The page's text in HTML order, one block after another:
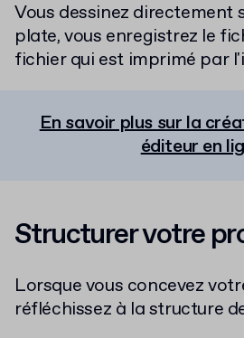
Vous dessinez directement
plate, vous enregistrez le
fichier qui est imprimé par
En savoir plus sur la
éditeur en
Structurer votre
Lorsque vous concevez
réfléchissez à la structure